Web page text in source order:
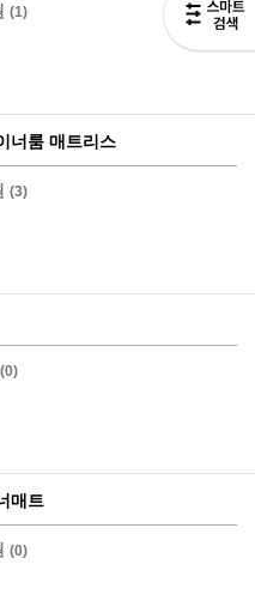
(1)
너룸 매트리스
(3)
(0)
매트
(0)